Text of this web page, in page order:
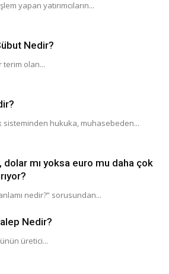
yapan yatırımcıların...
Nedir?
terim olan...
sisteminden hukuka, muhasebeden...
dolar mı yoksa euro mu daha çok
nedir?” sorusundan...
Nedir?
üretici...